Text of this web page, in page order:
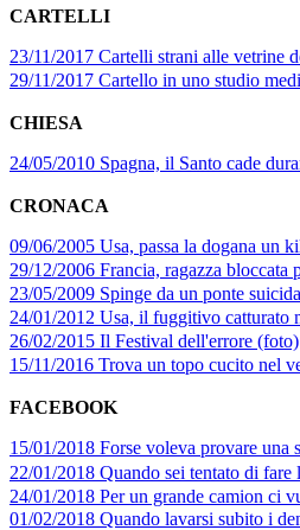
CARTELLI
23/11/2017 Cartelli strani alle vetrine
29/11/2017 Cartello in uno studio
CHIESA
24/05/2010 Spagna, il Santo cade
CRONACA
09/06/2005 Usa, passa la dogana un
29/12/2006 Francia, ragazza bloccata
23/05/2009 Spinge da un ponte
24/01/2012 Usa, il fuggitivo catturato
26/02/2015 Il Festival dell'errore (foto)
15/11/2016 Trova un topo cucito nel
FACEBOOK
15/01/2018 Forse voleva provare una
22/01/2018 Quando sei tentato di
24/01/2018 Per un grande camion ci
01/02/2018 Quando lavarsi subito i